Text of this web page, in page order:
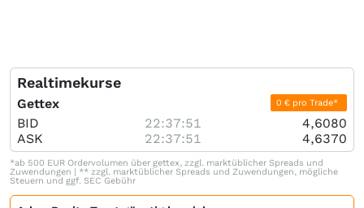
Realtimekurse
Gettex 0 € pro Trade*
BID 22:37:51
4,6080
ASK
22:37:51 4,6370
*ab 500 EUR Ordervolumen über gettex, zzgl. marktüblicher Spreads und
Zuwendungen | ** zzgl. marktüblicher Spreads und Zuwendungen, mögliche
Steuern und ggf. SEC Gebühr